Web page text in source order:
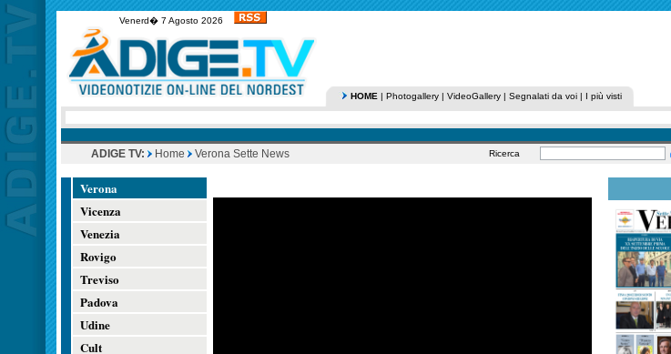
Venerd� 7 Agosto 2026
HOME | Photogallery | VideoGallery | Segnalati da voi | I più visti
ADIGE TV: Home Verona Sette News Ricerca
Verona
Vicenza
Venezia
Rovigo
Treviso
Padova
Udine
Cult